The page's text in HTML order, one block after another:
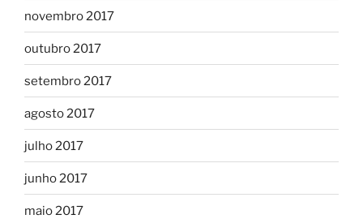
novembro 2017
outubro 2017
setembro 2017
agosto 2017
julho 2017
junho 2017
maio 2017